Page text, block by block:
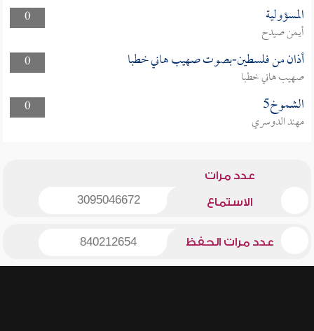
0
المسؤولية
أيمن صيدح
0
أذان من فلسطين-بصوت صهيب هاني خطبا
صهيب هاني خطبا
0
الشموخ5
مهند الدوسري
عدد مرات
الاستماع 3095046672
عدد مرات الحفظ 840212654